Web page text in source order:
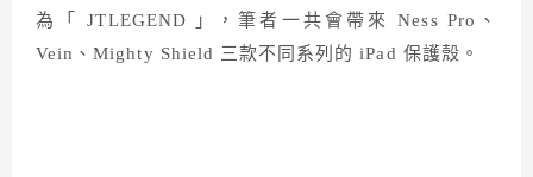
為「 JTLEGEND 」，筆者一共會帶來 Ness Pro、
Vein、Mighty Shield 三款不同系列的 iPad 保護殼。